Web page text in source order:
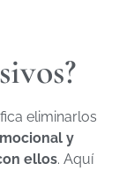
eliminarlos
y
ellos. Aquí